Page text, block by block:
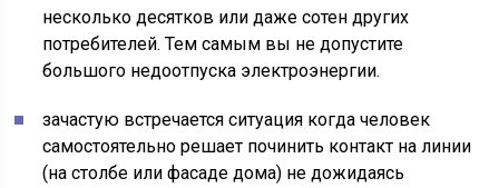
несколько десятков или даже сотен других
потребителей. Тем самым вы не допустите
большого недоотпуска электроэнергии.
зачастую встречается ситуация когда человек
самостоятельно решает починить контакт на линии
(на столбе или фасаде дома) не дожидаясь